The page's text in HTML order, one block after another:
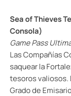
Sea of Thieves
Consola)
Game Pass
Las Compañías
saquear la
tesoros valiosos.
Grado de